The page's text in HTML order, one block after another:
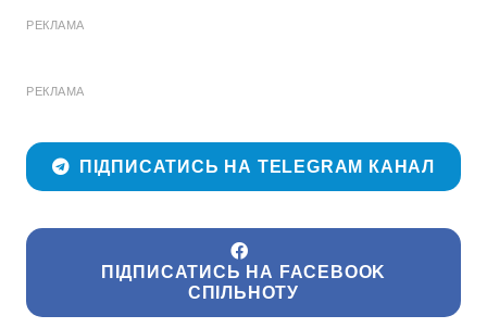
РЕКЛАМА
РЕКЛАМА
ПІДПИСАТИСЬ НА TELEGRAM КАНАЛ
ПІДПИСАТИСЬ НА FACEBOOK
СПІЛЬНОТУ